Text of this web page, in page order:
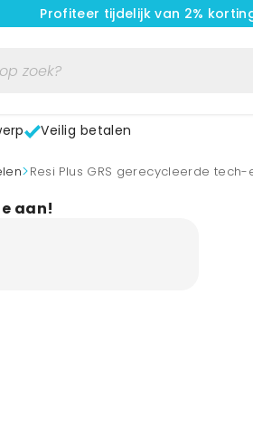
Profiteer tijdelijk van 2%
Veilig betalen
> Resi Plus GRS gerecycleerde tech-
aan!